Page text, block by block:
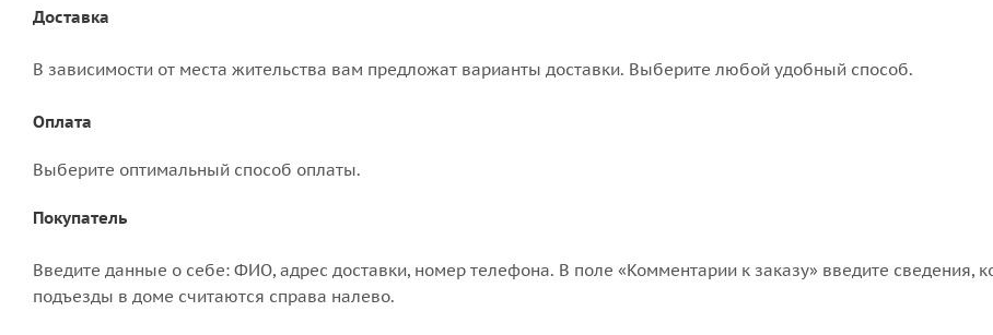
Доставка
В зависимости от места жительства вам предложат варианты доставки. Выберите любой удобный способ.
Оплата
Выберите оптимальный способ оплаты.
Покупатель
Введите данные о себе: ФИО, адрес доставки, номер телефона. В поле «Комментарии к заказу» введите сведения,
подъезды в доме считаются справа налево.